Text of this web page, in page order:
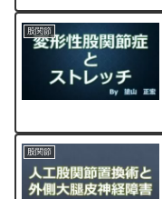
股関節
股関節